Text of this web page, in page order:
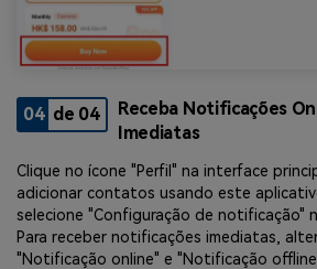
04 de 04
Receba Notificações
Imediatas
Clique no ícone "Perfil" na interface
adicionar contatos usando este
selecione "Configuração de notificação"
Para receber notificações imediatas,
"Notificação online" e "Notificação